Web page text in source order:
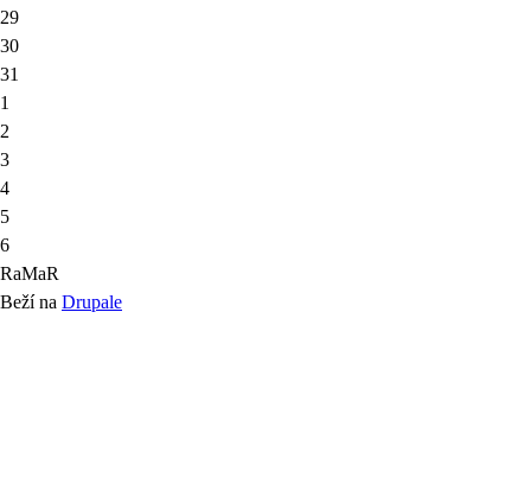
29
30
31
1
2
3
4
5
6
RaMaR
Beží na Drupale